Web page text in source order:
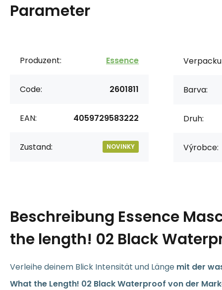
Parameter
Produzent: Essence
Code: 2601811
EAN: 4059729583222
Zustand: NOVINKY
Barva:
Druh:
Výrobce:
Beschreibung Essence
the length! 02 Black
Verleihe deinem Blick Intensität und Länge mit der
What the Length! 02 Black Waterproof von der